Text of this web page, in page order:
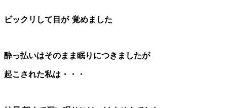
ビックリして目が 覚めました
酔っ払いはそのまま眠りにつきましたが
起こされた私は・・・